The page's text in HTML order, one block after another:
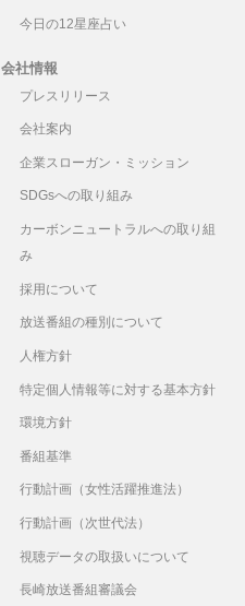
今日の12星座占い
会社情報
プレスリリース
会社案内
企業スローガン・ミッション
SDGsへの取り組み
カーボンニュートラルへの取り組
み
採用について
放送番組の種別について
人権方針
特定個人情報等に対する基本方針
環境方針
番組基準
行動計画（女性活躍推進法）
行動計画（次世代法）
視聴データの取扱いについて
長崎放送番組審議会